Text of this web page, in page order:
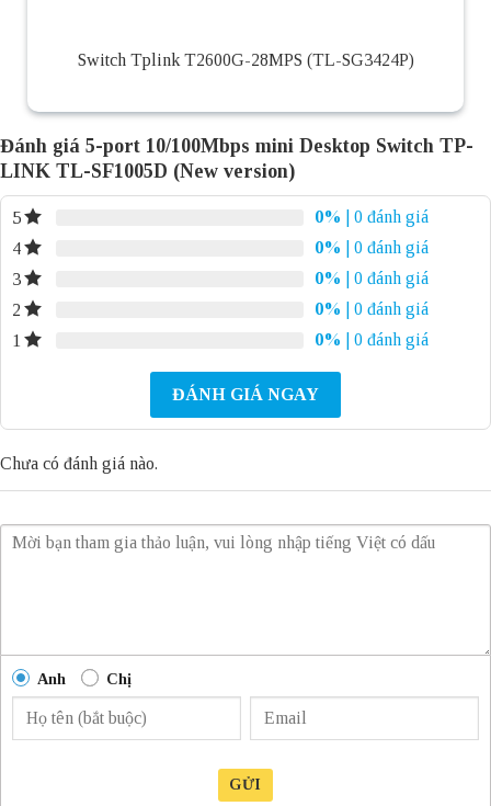
Switch Tplink T2600G-28MPS (TL-SG3424P)
Đánh giá 5-port 10/100Mbps mini Desktop Switch TP-
LINK TL-SF1005D (New version)
5 0%
| 0 đánh giá
4
0%
| 0 đánh giá
3
0%
| 0 đánh giá
2
0%
| 0 đánh giá
1
0% | 0 đánh giá
ĐÁNH GIÁ NGAY
Chưa có đánh giá nào.
Anh Chị
GỬI